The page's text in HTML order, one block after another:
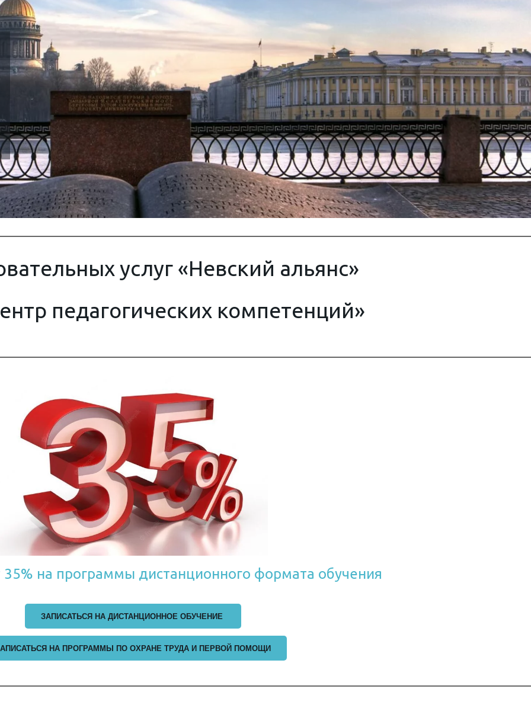
обучении
Центре.
услуг «Невский альянс»
педагогических компетенций»
на программы дистанционного формата обучения
ЗАПИСАТЬСЯ НА ДИСТАНЦИОННОЕ ОБУЧЕНИЕ
НА ПРОГРАММЫ ПО ОХРАНЕ ТРУДА И ПЕРВОЙ ПОМОЩИ